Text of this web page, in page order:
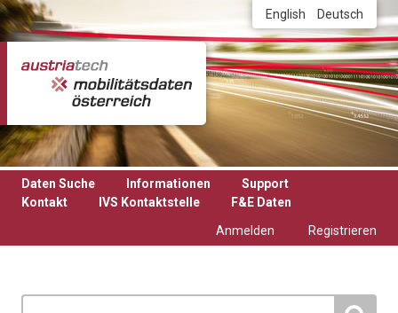
Direkt zum Inhalt English Deutsch
Daten Suche Informationen
Support
Kontakt
IVS Kontaktstelle
F&E Daten
Anmelden
Registrieren